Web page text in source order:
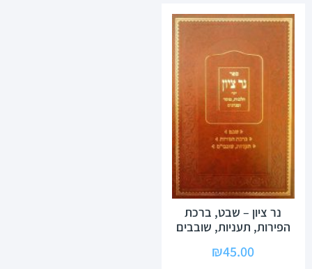
נר ציון – שבט, ברכת
הפירות, תעניות, שובבים
₪45.00